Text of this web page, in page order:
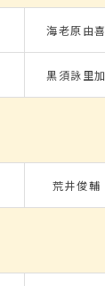
海老原由喜
黒須詠里加
荒井俊輔